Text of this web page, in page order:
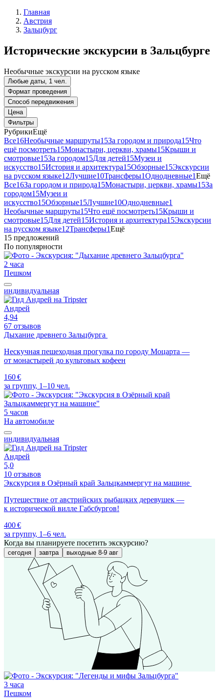
Главная
Австрия
Зальцбург
Исторические экскурсии в Зальцбурге
Необычные экскурсии на русском языке
Любые даты, 1 чел.
Формат проведения
Способ передвижения
Цена
Фильтры
РубрикиЕщё
Все16Необычные маршруты15За городом и природа15Что
ещё посмотреть15Монастыри, церкви, храмы15Крыши и
смотровые15За городом15Для детей15Музеи и
искусство15История и архитектура15Обзорные15Экскурсии
на русском языке12Лучшие10Трансферы1Однодневные1Ещё
Все16За городом и природа15Монастыри, церкви, храмы15За
городом15Музеи и
искусство15Обзорные15Лучшие10Однодневные1
Необычные маршруты15Что ещё посмотреть15Крыши и
смотровые15Для детей15История и архитектура15Экскурсии
на русском языке12Трансферы1Ещё
15 предложений
По популярности
2 часа
Пешком
индивидуальная
Андрей
4,94
67 отзывов
Дыхание древнего Зальцбурга
Нескучная пешеходная прогулка по городу Моцарта —
от монастырей до культовых кофеен
160 €
за группу, 1–10 чел.
5 часов
На автомобиле
индивидуальная
Андрей
5,0
10 отзывов
Экскурсия в Озёрный край Зальцкаммергут на машине
Путешествие от австрийских рыбацких деревушек —
к исторической вилле Габсбургов!
400 €
за группу, 1–6 чел.
Когда вы планируете посетить экскурсию?
сегодня завтра выходные 8-9 авг
3 часа
Пешком